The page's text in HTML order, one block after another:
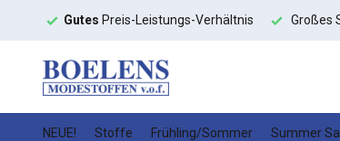
Großes Sortiment mitschneller Lieferung
NEUE! Stoffe Frühling/Sommer Summer